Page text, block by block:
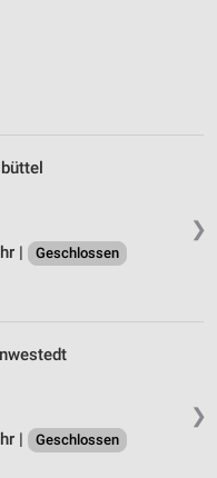
❯
|
Geschlossen
❯
|
Geschlossen